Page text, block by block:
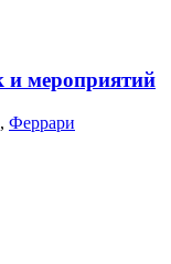
и мероприятий
, Феррари